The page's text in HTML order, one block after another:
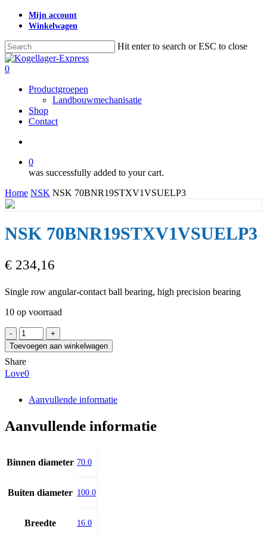
Skip
content
Mijn account
Winkelwagen
Hit enter to search or ESC to close
Close
Search
search
0
Productgroepen
Landbouwmechanisatie
Shop
Contact
0
was successfully added to your cart.
Home NSK NSK 70BNR19STXV1VSUELP3
NSK 70BNR19STXV1VSUELP3
€ 234,16
Single row angular-contact ball bearing, high precision bearing
10 op voorraad
NSK
70BNR19STXV1VSUELP3
aantal
Toevoegen aan winkelwagen
Share
Love0
Aanvullende informatie
Aanvullende informatie
Binnen diameter 70.0
Buiten diameter 100.0
Breedte 16.0